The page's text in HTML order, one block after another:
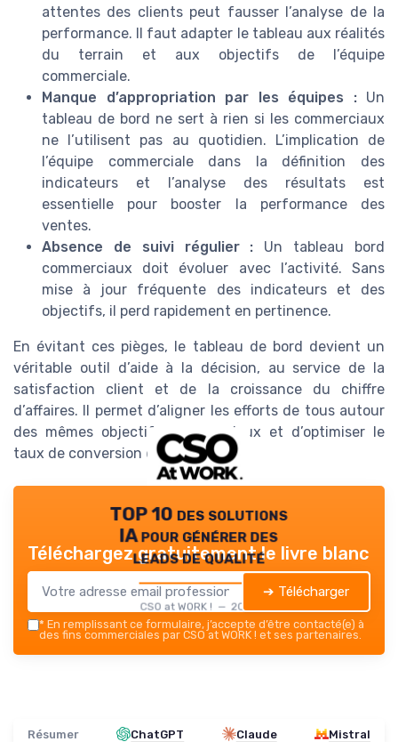
attentes des clients peut fausser l’analyse de la
performance. Il faut adapter le tableau aux réalités
du terrain et aux objectifs de l’équipe
commerciale.
Manque d’appropriation par les équipes :Un
tableau de bord ne sert à rien si les commerciaux
ne l’utilisent pas au quotidien. L’implication de
l’équipe commerciale dans la définition des
indicateurs et l’analyse des résultats est
essentielle pour booster la performance des
ventes.
Absence de suivi régulier : Un tableau bord
commerciaux doit évoluer avec l’activité. Sans
mise à jour fréquente des indicateurs et des
objectifs, il perd rapidement en pertinence.
En évitant ces pièges, le tableau de bord devient un
véritable outil d’aide à la décision, au service de la
satisfaction client et de la croissance du chiffre
d’affaires. Il permet d’aligner les efforts de tous autour
des mêmes objectifs commerciaux et d’optimiser le
taux de conversion des affaires.
TOP 10 des solutions
IA pour générer des
leads de qualité
CSO at WORK ! — 2026
Téléchargez gratuitement le livre blanc
➔ Télécharger
* En remplissant ce formulaire, j’accepte d’être contacté(e) à
des fins commerciales par CSO at WORK ! et ses partenaires.
Résumer ChatGPT Claude Mistral